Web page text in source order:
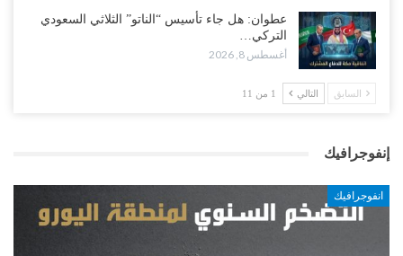
عطوان: هل جاء تأسيس “الناتو” الثلاثي السعودي
التركي…
أغسطس 8, 2026
السابق التالي 1 من 11
إنفوجرافيك
انفوجرافيك